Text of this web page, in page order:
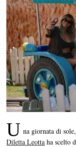
U na giornata di
Diletta Leotta ha scelto